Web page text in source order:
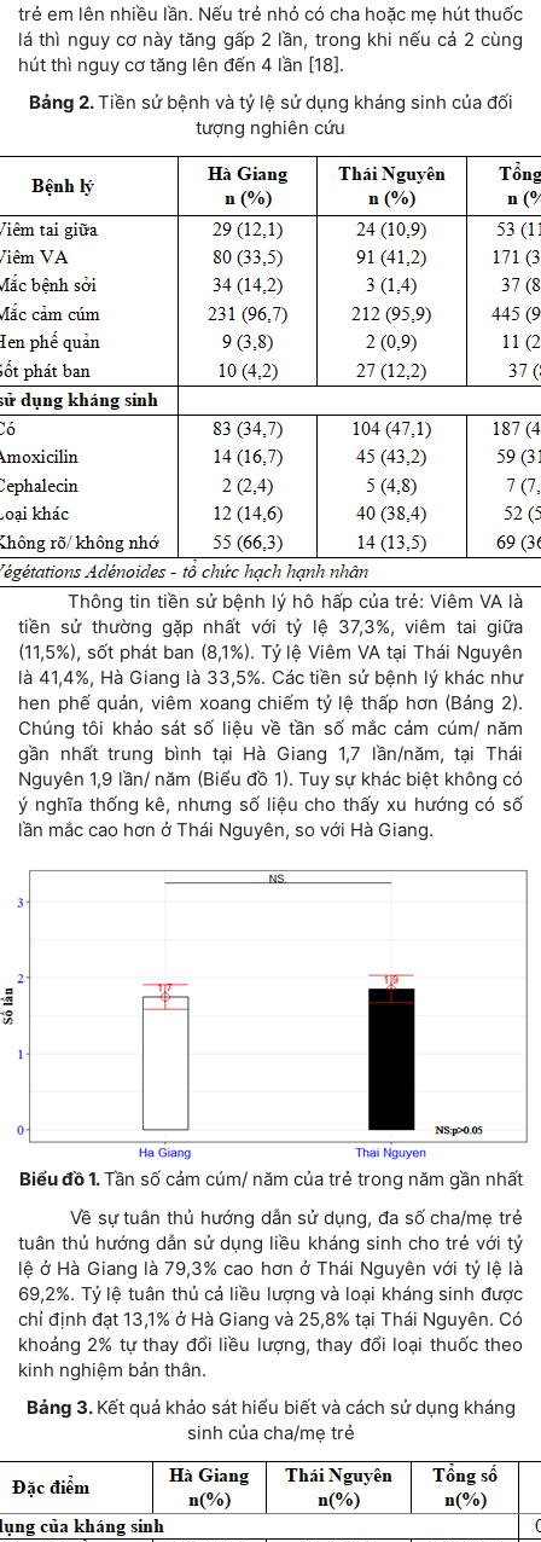
trẻ em lên nhiều lần. Nếu trẻ nhỏ có cha hoặc mẹ hút thuốc
lá thì nguy cơ này tăng gấp 2 lần, trong khi nếu cả 2 cùng
hút thì nguy cơ tăng lên đến 4 lần [18].
Bảng 2.Tiền sử bệnh và tỷ lệ sử dụng kháng sinh của đối
tượng nghiên cứu
Thông tin tiền sử bệnh lý hô hấp của trẻ: Viêm VA là
tiền sử thường gặp nhất với tỷ lệ 37,3%, viêm tai giữa
(11,5%), sốt phát ban (8,1%). Tỷ lệ Viêm VA tại Thái Nguyên
là 41,4%, Hà Giang là 33,5%. Các tiền sử bệnh lý khác như
hen phế quản, viêm xoang chiếm tỷ lệ thấp hơn (Bảng 2).
Chúng tôi khảo sát số liệu về tần số mắc cảm cúm/ năm
gần nhất trung bình tại Hà Giang 1,7 lần/năm, tại Thái
Nguyên 1,9 lần/ năm (Biểu đồ 1). Tuy sự khác biệt không có
ý nghĩa thống kê, nhưng số liệu cho thấy xu hướng có số
lần mắc cao hơn ở Thái Nguyên, so với Hà Giang.
Biểu đồ 1.Tần số cảm cúm/ năm của trẻ trong năm gần nhất
Về sự tuân thủ hướng dẫn sử dụng, đa số cha/mẹ trẻ
tuân thủ hướng dẫn sử dụng liều kháng sinh cho trẻ với tỷ
lệ ở Hà Giang là 79,3% cao hơn ở Thái Nguyên với tỷ lệ là
69,2%. Tỷ lệ tuân thủ cả liều lượng và loại kháng sinh được
chỉ định đạt 13,1% ở Hà Giang và 25,8% tại Thái Nguyên. Có
khoảng 2% tự thay đổi liều lượng, thay đổi loại thuốc theo
kinh nghiệm bản thân.
Bảng 3. Kết quả khảo sát hiểu biết và cách sử dụng kháng
sinh của cha/mẹ trẻ